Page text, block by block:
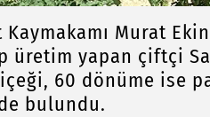
Kaymakamı Murat
üretim yapan çiftçi
60 dönüme ise
bulundu.